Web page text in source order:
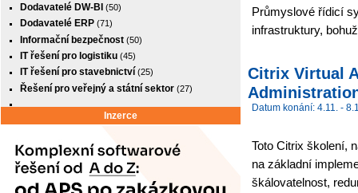
Dodavatelé DW-BI (50)
Dodavatelé ERP (71)
Informační bezpečnost (50)
IT řešení pro logistiku (45)
IT řešení pro stavebnictví (25)
Řešení pro veřejný a státní sektor (27)
Inzerce
Průmyslové řídicí
infrastruktury,
Citrix Virtual
Datum konání: 4.11. -
Toto Citrix školení,
na základní
škálovatelnost,